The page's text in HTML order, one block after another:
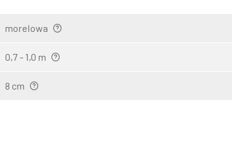
morelowa
0,7 - 1,0 m
8 cm